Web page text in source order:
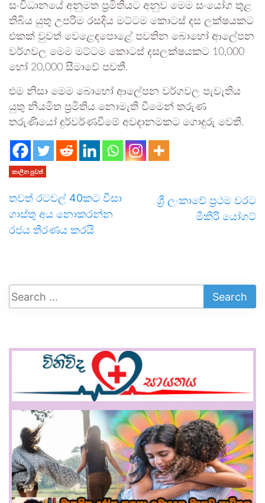
සංවිධානයේ අනුමත ප්‍රමිතියට අනුව මෙම සංයෝග තුළ
තිබිය යුතු උපරිම රසදිය මට්ටම කොටස් දස ලක්ෂයකට
එකක් වුවත් වෙළෙඳපොළේ පවතින බොහෝ ආලේපන
වර්ගවල මෙම මට්ටම කොටස් දසලක්ෂයකට 10,000
හෝ 20,000 සීමාවේ පවතී.
එම නිසා මෙම බොහෝ ආලේපන වර්ගවල පැවැතිය
යුතු නියමිත ප්‍රමිතිය නොමැති වීමෙන් තරුණ
තරුණියෝ දුර්වර්ණවීමේ අවදානමකට ගොදුරු වෙති.
කාලීන පුවත්
තවත් රටවල් 40කට වීසා
ගාස්තු අය නොකරන්න
රජය තීරණය කරයි
ශ්‍රී ලංකාවේ ප්‍රථම වරට
මීකිරි යෝගට්